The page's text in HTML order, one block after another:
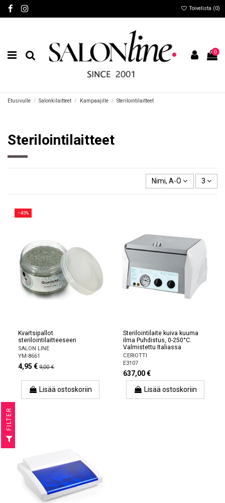
Toivelista (0)
0
Etusivulle Salonkilaitteet Kampaajille Sterilointilaitteet
Sterilointilaitteet
Nimi, A-Ö 3
−45%
Kvartsipallot
sterilointilaitteeseen
SALON LINE
YM-8661
4,95 € 9,00 €
Lisää ostoskoriin
Sterilointilaite kuiva kuuma
ilma Puhdistus, 0-250°C.
Valmistettu Italiassa
CERIOTTI
E3107
637,00 €
Lisää ostoskoriin
R